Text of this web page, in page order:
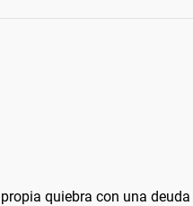
quiebra con una